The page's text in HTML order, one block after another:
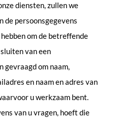
diensten, zullen we
de persoonsgegevens
om de betreffende
van een
gevraagd om naam,
en naam en adres van
u werkzaam bent.
van u vragen, hoeft die